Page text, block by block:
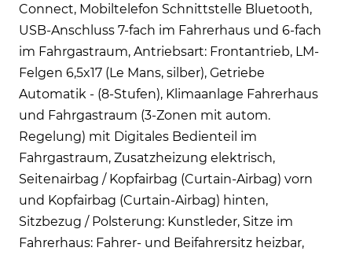
Connect, Mobiltelefon Schnittstelle Bluetooth,
USB-Anschluss 7-fach im Fahrerhaus und 6-fach
im Fahrgastraum, Antriebsart: Frontantrieb, LM-
Felgen 6,5x17 (Le Mans, silber), Getriebe
Automatik - (8-Stufen), Klimaanlage Fahrerhaus
und Fahrgastraum (3-Zonen mit autom.
Regelung) mit Digitales Bedienteil im
Fahrgastraum, Zusatzheizung elektrisch,
Seitenairbag / Kopfairbag (Curtain-Airbag) vorn
und Kopfairbag (Curtain-Airbag) hinten,
Sitzbezug / Polsterung: Kunstleder, Sitze im
Fahrerhaus: Fahrer- und Beifahrersitz heizbar,